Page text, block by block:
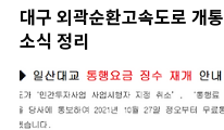
대구 외곽순환고속도로 개통
소식 정리